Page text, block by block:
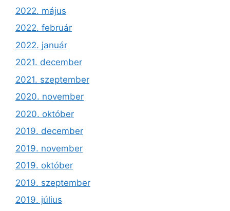
2022. május
2022. február
2022. január
2021. december
2021. szeptember
2020. november
2020. október
2019. december
2019. november
2019. október
2019. szeptember
2019. július